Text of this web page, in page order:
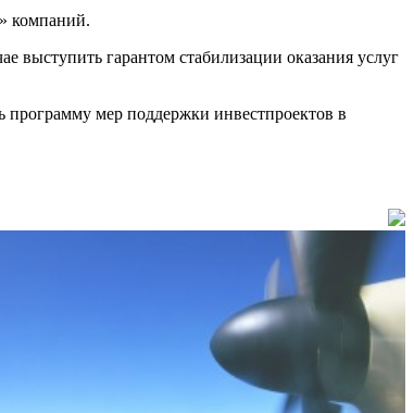
компаний.
выступить гарантом стабилизации оказания услуг
мер поддержки инвестпроектов в